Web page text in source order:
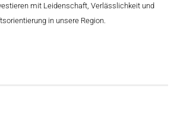
mit Leidenschaft, Verlässlichkeit und
in unsere Region.